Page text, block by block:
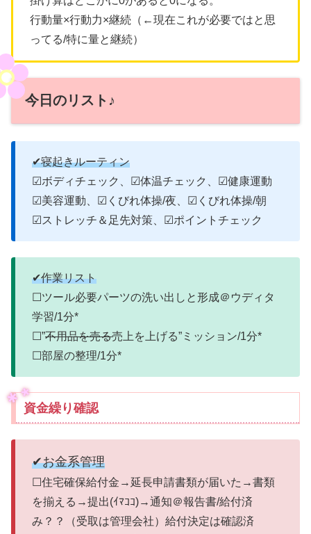
行動量×行動力×継続（←現在これが必要ではと思
ってる/特に量と継続）
今日のリスト♪
✔寝起きルーティン
☑ボディチェック、☑体温チェック、☑健康運動
☑美容運動、☑くびれ体操/夜、☑くびれ体操/朝
☑ストレッチ＆足先対策、☑ポイントチェック
✔作業リスト
☐ツール必要パーツの洗い出しと形成＠ウディタ
学習/1分*
☐”不用品を売る売上を上げる”ミッション/1分*
☐部屋の整理/1分*
資金繰り確認
✔お金系管理
☐住宅確保給付金→延長申請書類が届いた→書類
を揃える→提出(ｲﾏｺｺ)→通知＠報告書/給付済
み？？（受取は管理会社）給付決定は確認済